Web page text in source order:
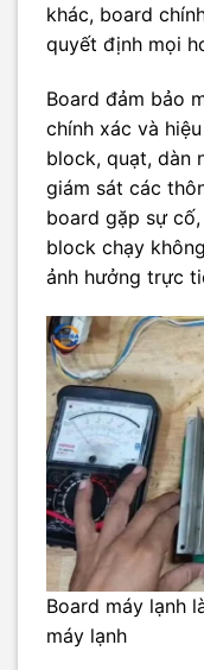
khác, board
quyết định mọi
Board đảm bảo
chính xác và
block, quạt, dàn
giám sát các
board gặp sự
block chạy
ảnh hưởng trực
Board máy lạnh
máy lạnh